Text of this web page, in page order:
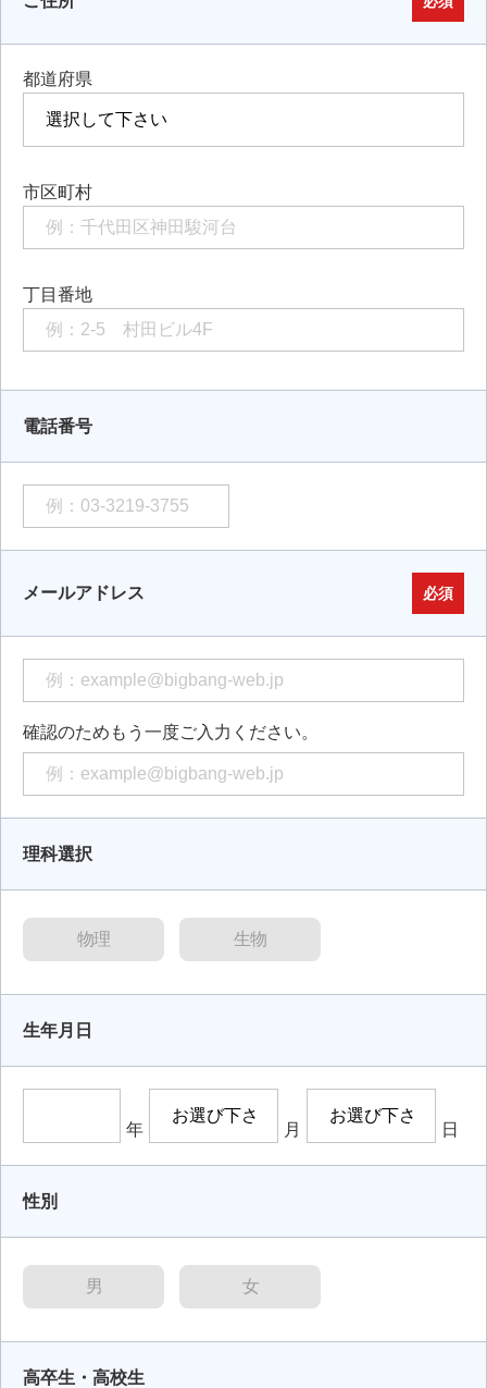
都道府県
市区町村
丁目番地
電話番号
メールアドレス 必須
確認のためもう一度ご入力ください。
理科選択
物理 生物
生年月日
年 月 日
性別
男 女
高卒生・高校生